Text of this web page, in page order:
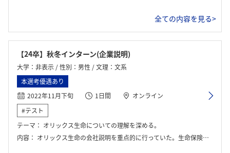
全ての内容を見る>
【24卒】秋冬インターン(企業説明)
大学：非表示 / 性別：男性 / 文理：文系
本選考優遇あり
2022年11月下旬
1日間
オンライン
#テスト
テーマ： オリックス生命についての理解を深める。
内容： オリックス生命の会社説明を重点的に行っていた。生命保険業界での立ち位置、今後のビジョンなど分かりやすく説明していただけた。